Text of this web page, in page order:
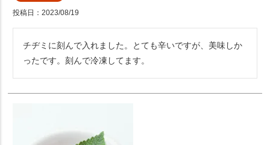
投稿日 2023/08/19
チヂミに刻んで入れました。とても辛いですが、美味しか
ったです。刻んで冷凍してます。